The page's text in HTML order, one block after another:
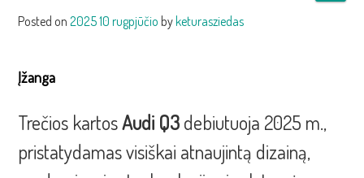
Posted on2025 10 rugpjūčio byketurasziedas
Įžanga
Trečios kartosAudi Q3debiutuoja 2025 m.,
pristatydamas visiškai atnaujintą dizainą,